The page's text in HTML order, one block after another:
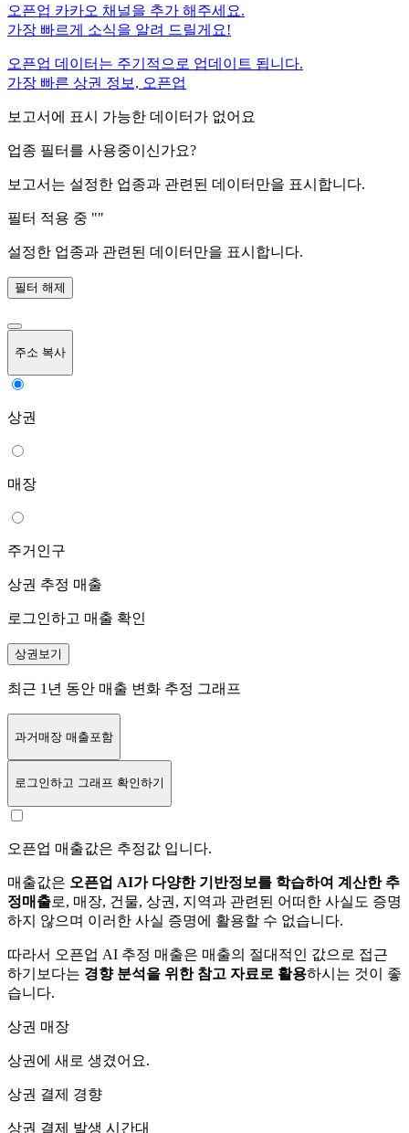
오픈업 카카오 채널을 추가 해주세요.
가장 빠르게 소식을 알려 드릴게요!
오픈업 데이터는 주기적으로 업데이트 됩니다.
가장 빠른 상권 정보, 오픈업
보고서에 표시 가능한 데이터가 없어요
업종 필터를 사용중이신가요?
보고서는 설정한 업종과 관련된 데이터만을 표시합니다.
필터 적용 중 ""
설정한 업종과 관련된 데이터만을 표시합니다.
필터 해제
주소 복사
상권
매장
주거인구
상권 추정 매출
로그인하고 매출 확인
상권보기
최근 1년 동안 매출 변화 추정 그래프
과거매장 매출포함
로그인하고 그래프 확인하기
오픈업 매출값은 추정값 입니다.
매출값은 오픈업 AI가 다양한 기반정보를 학습하여 계산한 추
정매출로, 매장, 건물, 상권, 지역과 관련된 어떠한 사실도 증명
하지 않으며 이러한 사실 증명에 활용할 수 없습니다.
따라서 오픈업 AI 추정 매출은 매출의 절대적인 값으로 접근
하기보다는 경향 분석을 위한 참고 자료로 활용하시는 것이 좋
습니다.
상권 매장
상권에 새로 생겼어요.
상권 결제 경향
상권 결제 발생 시간대